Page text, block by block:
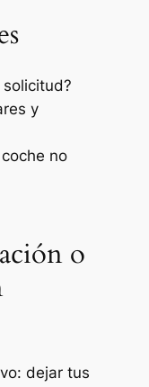
y
no
o
dejar tus